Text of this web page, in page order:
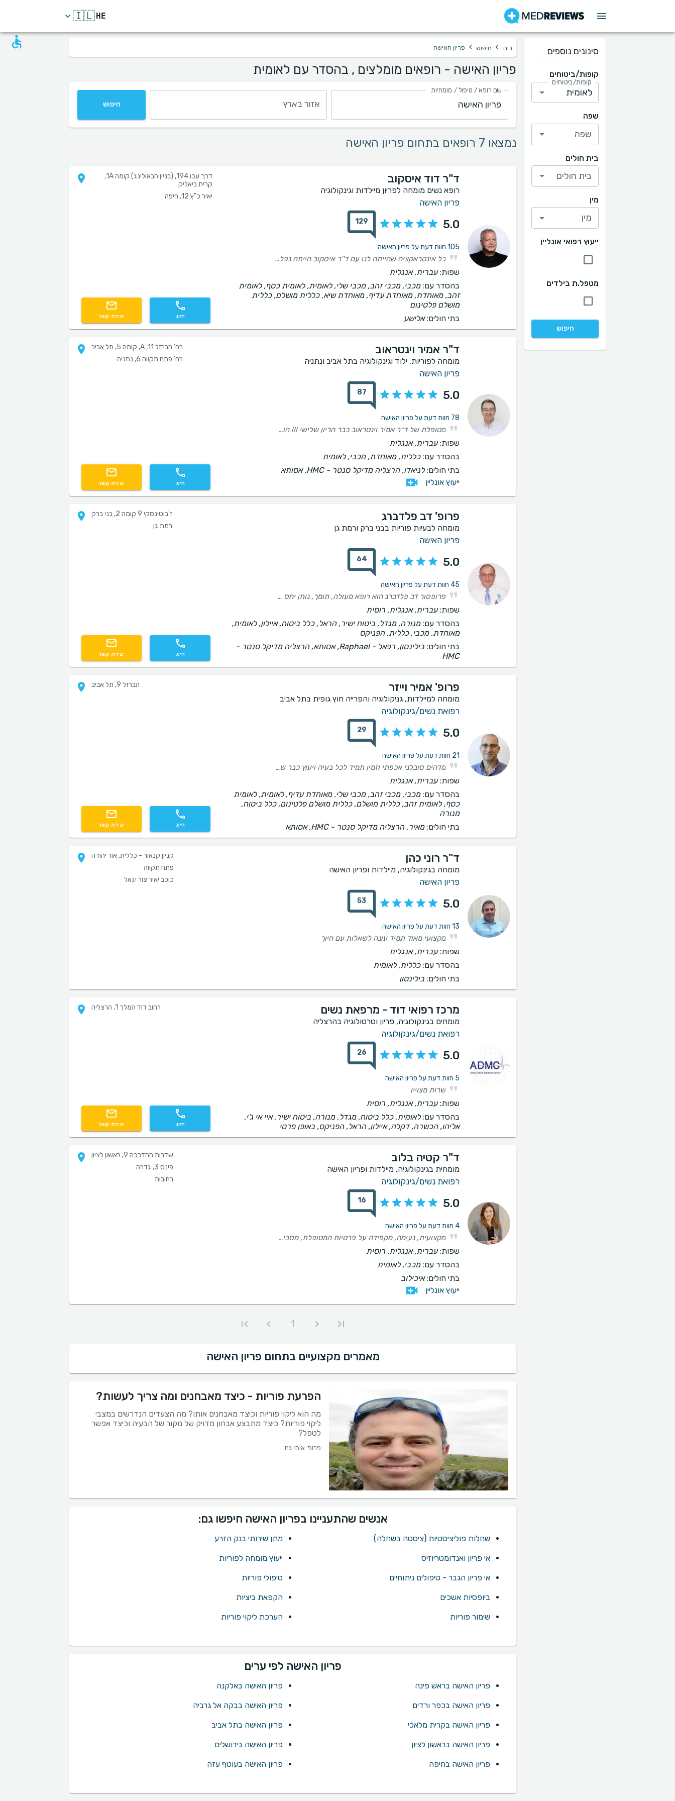
HE
🇮🇱
בית › חיפוש › פריון האישה
פריון האישה - רופאים מומלצים , בהסדר עם לאומית
שם רופא / טיפול / מומחיות
אזור בארץ חיפוש
נמצאו 7 רופאים בתחום פריון האישה
ד"ר דוד איסקוב
רופא נשים מומחה לפריון מיילדות וגינקולוגיה
פריון האישה
5.0
129
105 חוות דעת על פריון האישה
כל אינטראקציה שהייתה לנו עם ד''ר איסקוב הייתה נפלאה, מצחיקה, מחבקת. איזה אדם מקצועי שנפלא לפגוש בהליך פונדקאות
שפות:עברית, אנגלית
בהסדר עם:מכבי, מכבי זהב, מכבי שלי, לאומית, לאומית כסף, לאומית
זהב, מאוחדת, מאוחדת עדיף, מאוחדת שיא, כללית מושלם, כללית
מושלם פלטינום
בתי חולים:אלישע
דרך עכו 194, (בניין הבאולינג) קומה 1A,
קרית ביאליק
יאיר כ"ץ 12, חיפה
חיוג יצירת קשר
ד"ר אמיר וינטראוב
מומחה לפוריות, ילוד וגינקולוגיה בתל אביב ונתניה
פריון האישה
5.0
87
78 חוות דעת על פריון האישה
מטופלת של ד״ר אמיר וינטראוב כבר הריון שלישי !!! הוא פשוט מדהים. אין לי מילים לתאר סבלני, מקצועי, לא מוותר על שום סיכוי שאפשר למצות. מסביר הכל בגובה העיניים, רואה אותך באופן אישי ולא פרוטוקולים על אוטומט. הוא פשוט שליח. יש לו ברכה בידיים.
שפות:עברית, אנגלית
בהסדר עם:כללית, מאוחדת, מכבי, לאומית
בתי חולים:לניאדו, הרצליה מדיקל סנטר - HMC, אסותא
ייעוץ אונליין
רח' הברזל 11, A, קומה 5, תל אביב
רח' פתח תקווה 6, נתניה
חיוג יצירת קשר
פרופ' דב פלדברג
מומחה לבעיות פוריות בבני ברק ורמת גן
פריון האישה
5.0
64
45 חוות דעת על פריון האישה
פרופסור דב פלדברג הוא רופא מעולה, תומך, נותן יחס אישי ומלווה בצורה מקצועית את כל שלבי ההיריון באופן אישי לנו עזר גם בטיפולי פוריות, נקלטנו תוך סבב אחד עם היריון ממליצה בחום בחום!!!
שפות:עברית, אנגלית, רוסית
בהסדר עם:מנורה, מגדל, ביטוח ישיר, הראל, כלל ביטוח, איילון, לאומית,
מאוחדת, מכבי, כללית, הפניקס
בתי חולים:
בילינסון, רפאל - Raphael, אסותא, הרצליה מדיקל סנטר -
HMC
ז'בוטינסקי 9 קומה 2, בני ברק
רמת גן
חיוג יצירת קשר
פרופ' אמיר וייזר
מומחה למיילדות, גניקולוגיה והפרייה חוץ גופית בתל אביב
רפואת נשים/גינקולוגיה
5.0
29
21 חוות דעת על פריון האישה
מדהים סובלני אכפתי וזמין תמיד לכל בעיה ויעוץ כבר שנים שאני מטופלת אצלו ולא אחליף
שפות:עברית, אנגלית
בהסדר עם:מכבי, מכבי זהב, מכבי שלי, מאוחדת עדיף, לאומית, לאומית
כסף, לאומית זהב, כללית מושלם, כללית מושלם פלטינום, כלל ביטוח,
מנורה
בתי חולים:מאיר, הרצליה מדיקל סנטר - HMC, אסותא
הברזל 9, תל אביב
חיוג יצירת קשר
ד"ר רוני כהן
מומחה בגינקולוגיה, מיילדות ופריון האישה
פריון האישה
5.0
53
13 חוות דעת על פריון האישה
מקצועי מאוד תמיד עונה לשאלות עם חיוך
שפות:עברית, אנגלית
בהסדר עם:כללית, לאומית
בתי חולים: בילינסון
קניון קנאור - כללית, אור יהודה
פתח תקווה
כוכב יאיר צור יגאל
מרכז רפואי דוד - מרפאת נשים
מומחים בגינקולוגיה, פריון וטרטולוגיה בהרצליה
רפואת נשים/גינקולוגיה
5.0
26
5 חוות דעת על פריון האישה
שרות מצויין
שפות:עברית, אנגלית, רוסית
בהסדר עם:לאומית, כלל ביטוח, מגדל, מנורה, ביטוח ישיר, איי אי ג'י,
אליהו, הכשרה, דקלה, איילון, הראל, הפניקס, באופן פרטי
רחוב דוד המלך 1, הרצליה
חיוג יצירת קשר
ד"ר קטיה בלוב
מומחית בגינקולוגיה, מיילדות ופריון האישה
רפואת נשים/גינקולוגיה
5.0
16
4 חוות דעת על פריון האישה
מקצועית, נעימה, מקפידה על פרטיות המטופלת, מסבירה הכל בנחת, אומרת לפני שעושה דברים, מתייחסת ברגישות ומשתדלת לא להכאיב, משרה ביטחון וסבלנית
שפות:עברית, אנגלית, רוסית
בהסדר עם:מכבי, לאומית
בתי חולים:איכילוב
ייעוץ אונליין
שדרות ההדרכה 9, ראשון לציון
פינס 3, גדרה
רחובות
1
מאמרים מקצועיים בתחום פריון האישה
הפרעת פוריות - כיצד מאבחנים ומה צריך לעשות?
מה הוא ליקוי פוריות וכיצד מאבחנים אותו? מה הצעדים הנדרשים במצבי
ליקוי פוריות? כיצד מתבצע אבחון מדויק של מקור של הבעיה וכיצד אפשר
לטפל?
פרופ' איתי גת
אנשים שהתעניינו בפריון האישה חיפשו גם:
שחלות פוליציסטיות (ציסטה בשחלה) מתן שירותי בנק הזרע
אי פריון ואנדומטריוזיס ייעוץ מומחה לפוריות
אי פריון הגבר - טיפולים ניתוחיים טיפולי פוריות
ביופסיות אשכים הקפאת ביציות
שימור פוריות הערכת ליקוי פוריות
פריון האישה לפי ערים
פריון האישה בראש פינה פריון האישה באלקנה
פריון האישה בכפר ורדים פריון האישה בבקה אל גרביה
פריון האישה בקרית מלאכי פריון האישה בתל אביב
פריון האישה בראשון לציון פריון האישה בירושלים
פריון האישה בחיפה פריון האישה בעוטף עזה
סינונים נוספים
קופות/ביטוחים
קופות/ביטוחים
שפה
שפה
בית חולים
בית חולים
מין
מין
ייעוץ רפואי אונליין
מטפל.ת בילדים
חיפוש